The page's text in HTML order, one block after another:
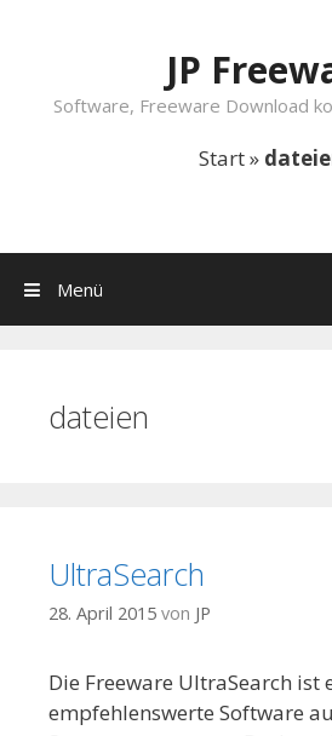
JP
Software, Freeware Download
Start»
Menü
dateien
UltraSearch
28. April 2015 von JP
Die Freeware UltraSearch ist
empfehlenswerte Software